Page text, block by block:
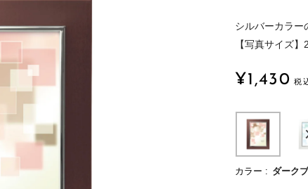
シルバーカラー
【写真サイズ】
販
価
格
¥1,430
カラー : ダーク
ジ
ー
ッ
ン
（巾
着）